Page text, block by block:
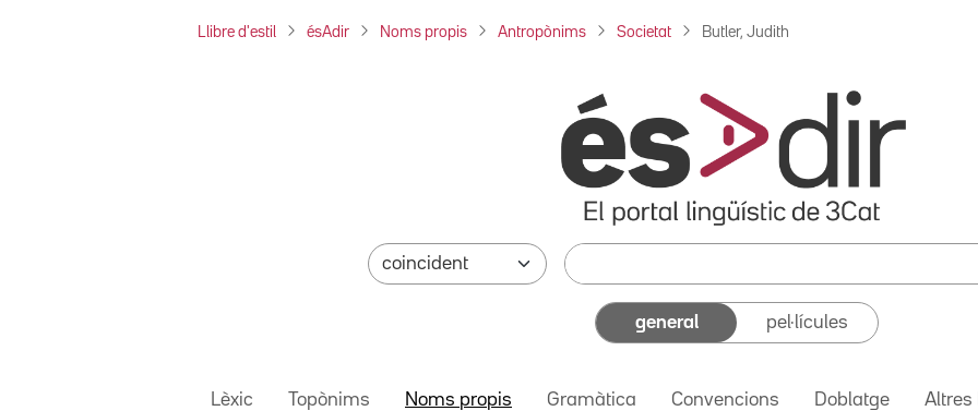
Llibre d'estil ésAdir Noms propis Antropònims Societat Butler, Judith
general pel·lícules
Lèxic Topònims Noms propis Gramàtica Convencions Doblatge Altres